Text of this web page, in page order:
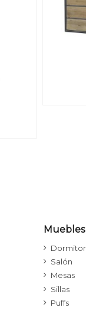
Muebles
Salón
Mesas
Sillas
Puffs